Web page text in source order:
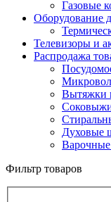
Газовые
Оборудование
Телевизоры и
Распродажа
Вытяжки
Духовые
Варочные
Фильтр товаров